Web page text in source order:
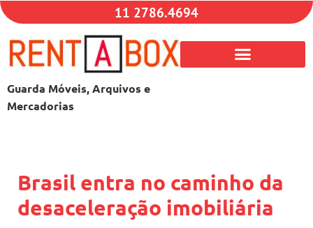
11 2786.4694
Guarda Móveis, Arquivos e
Mercadorias
Brasil entra no caminho da
desaceleração imobiliária